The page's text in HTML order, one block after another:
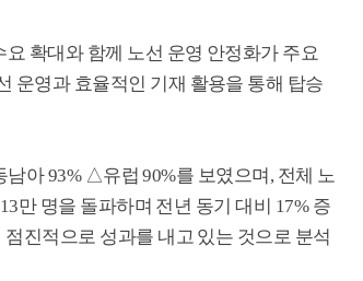
확대와 함께 노선 운영 안정화가 주요
운영과 효율적인 기재 활용을 통해 탑승
아 93% △유럽 90%를 보였으며, 전체 노
만 명을 돌파하며 전년 동기 대비 17% 증
진적으로 성과를 내고 있는 것으로 분석